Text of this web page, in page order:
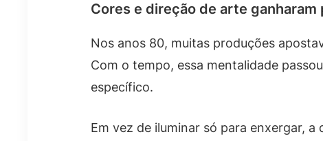
Cores e direção de arte
Nos anos 80, muitas produções
Com o tempo, essa mentalidade
específico.
Em vez de iluminar só para enxergar,